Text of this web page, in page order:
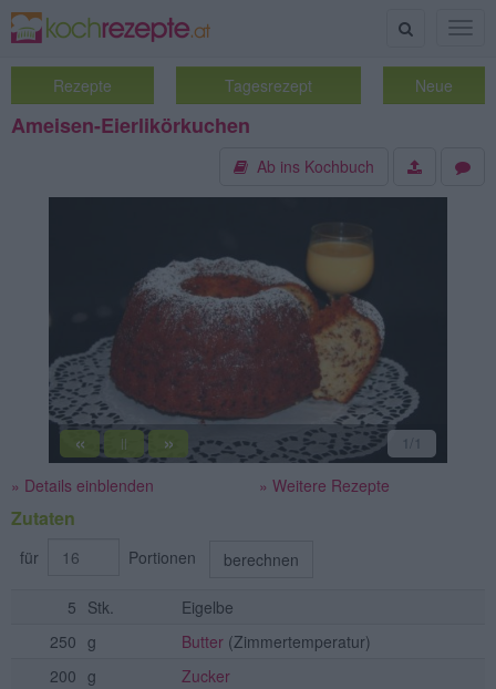
Suche
Rezepte Tagesrezept Neue
Ameisen-Eierlikörkuchen
Ab ins Kochbuch
« || » 1 /1
» Details einblenden » Weitere Rezepte
Zutaten
für Portionen berechnen
5 Stk.
Eigelbe
250 g Butter (Zimmertemperatur)
200 g
Zucker